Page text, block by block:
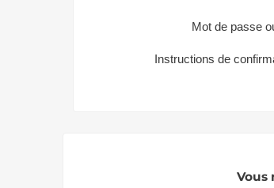
Mot de passe
Instructions de
Vous